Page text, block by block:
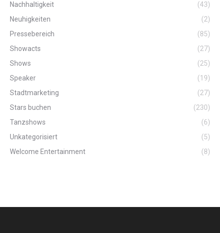
Nachhaltigkeit
(43)
Neuhigkeiten
(2)
Pressebereich
(85)
Showacts
(27)
Shows
(25)
Speaker
(19)
Stadtmarketing
(27)
Stars buchen
(230)
Tanzshows
(6)
Unkategorisiert
(5)
Welcome Entertainment
(8)